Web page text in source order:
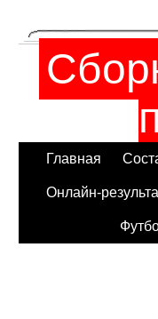
Главная
Онлайн-